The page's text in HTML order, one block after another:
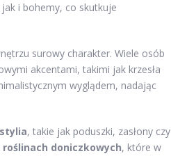
i bohemy, co skutkuje
surowy charakter. Wiele osób
akcentami, takimi jak krzesła
wyglądem, nadając
, takie jak poduszki, zasłony czy
roślinach doniczkowych, które w